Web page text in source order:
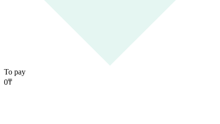
To pay
0₸